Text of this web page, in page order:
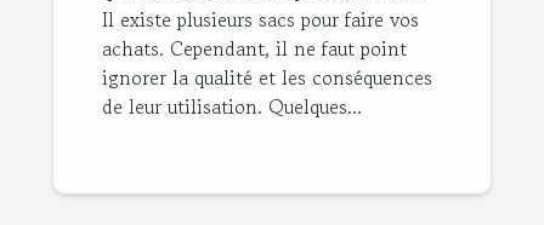
Il existe plusieurs sacs pour faire vos
achats. Cependant, il ne faut point
ignorer la qualité et les conséquences
de leur utilisation. Quelques...